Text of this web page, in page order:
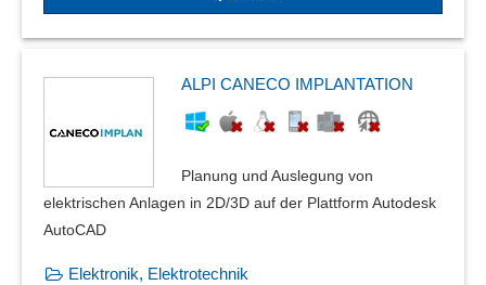
ALPI CANECO IMPLANTATION
Planung und Auslegung von
elektrischen Anlagen in 2D/3D auf der Plattform Autodesk
AutoCAD
Elektronik, Elektrotechnik